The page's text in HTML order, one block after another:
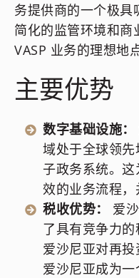
务提供商的一个极具
简化的监管环境和商
VASP 业务的理想地点
主要优势
数字基础设施：
域处于全球领
子政务系统。
效的业务流程，
税收优势：
爱
了具有竞争力的
爱沙尼亚对再
爱沙尼亚成为